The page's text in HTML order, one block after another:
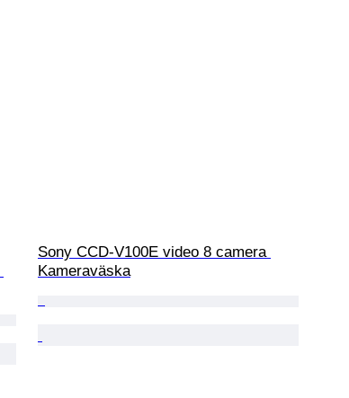
Sony CCD-V100E video 8 camera
Kameraväska